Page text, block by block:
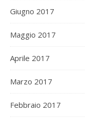
Giugno 2017
Maggio 2017
Aprile 2017
Marzo 2017
Febbraio 2017